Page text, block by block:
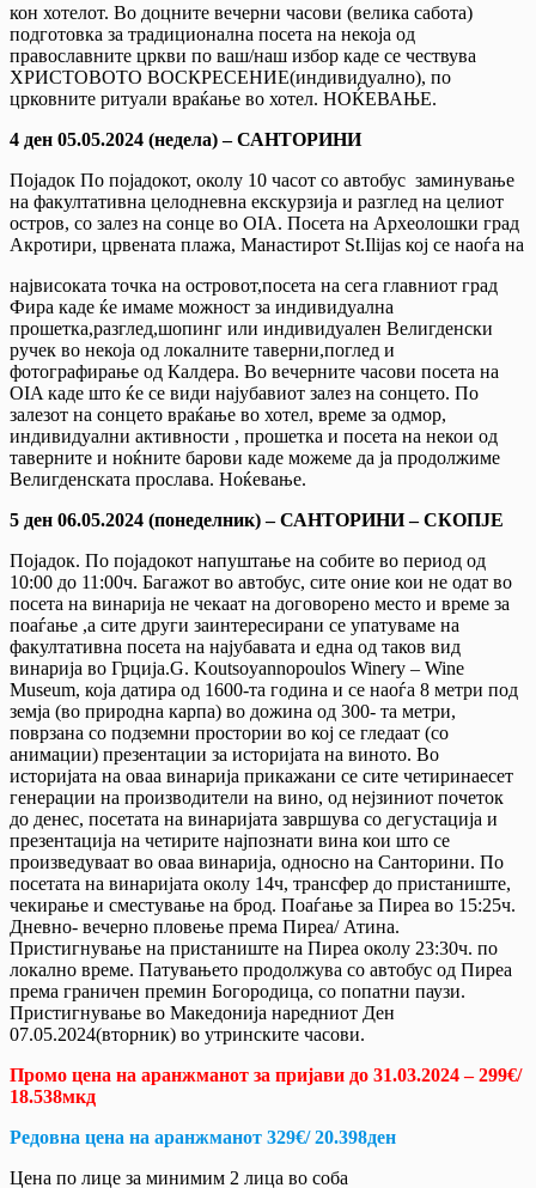
кон хотелот. Во доцните вечерни часови (велика сабота)
подготовка за традиционална посета на некоја од
православните цркви по ваш/наш избор каде се чествува
ХРИСТОВОТО ВОСКРЕСЕНИЕ(индивидуално), по
црковните ритуали враќање во хотел. НОЌЕВАЊЕ.
4 ден 05.05.2024 (недела) – САНТОРИНИ
Појадок По појадокот, околу 10 часот со автобус заминување
на факултативна целодневна екскурзија и разглед на целиот
остров, со залез на сонце во OIA. Посета на Археолошки град
Акротири, црвената плажа, Манастирот St.Ilijas кој се наоѓа на
највисоката точка на островот,посета на сега главниот град
Фира каде ќе имаме можност за индивидуална
прошетка,разглед,шопинг или индивидуален Велигденски
ручек во некоја од локалните таверни,поглед и
фотографирање од Калдера. Во вечерните часови посета на
OIA каде што ќе се види најубавиот залез на сонцето. По
залезот на сонцето враќање во хотел, време за одмор,
индивидуални активности , прошетка и посета на некои од
таверните и ноќните барови каде можеме да ја продолжиме
Велигденската прослава. Ноќевање.
5 ден 06.05.2024 (понеделник) – САНТОРИНИ – СКОПЈЕ
Појадок. По појадокот напуштање на собите во период од
10:00 до 11:00ч. Багажот во автобус, сите оние кои не одат во
посета на винарија не чекаат на договорено место и време за
поаѓање ,а сите други заинтересирани се упатуваме на
факултативна посета на најубавата и една од таков вид
винарија во Грција.G. Koutsoyannopoulos Winery – Wine
Museum, која датира од 1600-та година и се наоѓа 8 метри под
земја (во природна карпа) во дожина од 300- та метри,
поврзана со подземни простории во кој се гледаат (со
анимации) презентации за историјата на виното. Во
историјата на оваа винарија прикажани се сите четиринаесет
генерации на производители на вино, од нејзиниот почеток
до денес, посетата на винаријата завршува со дегустација и
презентација на четирите најпознати вина кои што се
произведуваат во оваа винарија, односно на Санторини. По
посетата на винаријата околу 14ч, трансфер до пристаниште,
чекирање и сместување на брод. Поаѓање за Пиреа во 15:25ч.
Дневно- вечерно пловење према Пиреа/ Атина.
Пристигнување на пристаниште на Пиреа околу 23:30ч. по
локално време. Патувањето продолжува со автобус од Пиреа
према граничен премин Богородица, со попатни паузи.
Пристигнување во Македонија наредниот Ден
07.05.2024(вторник) во утринските часови.
Промо цена на аранжманот за пријави до 31.03.2024 – 299€/
18.538мкд
Редовна цена на аранжманот 329€/ 20.398ден
Цена по лице за минимим 2 лица во соба